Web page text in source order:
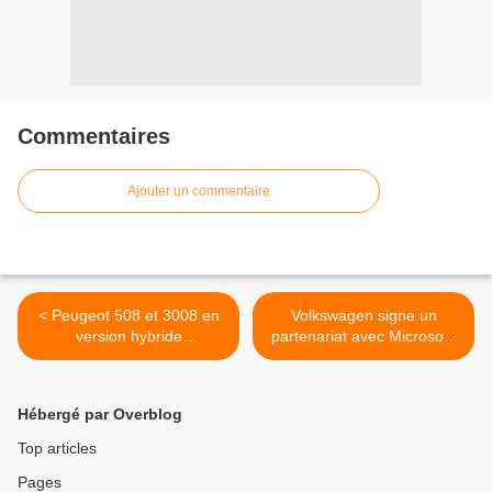
Commentaires
Ajouter un commentaire
< Peugeot 508 et 3008 en
version hybride
rechargeable!
Volkswagen signe un
partenariat avec Microsoft!
>
Hébergé par Overblog
Top articles
Pages